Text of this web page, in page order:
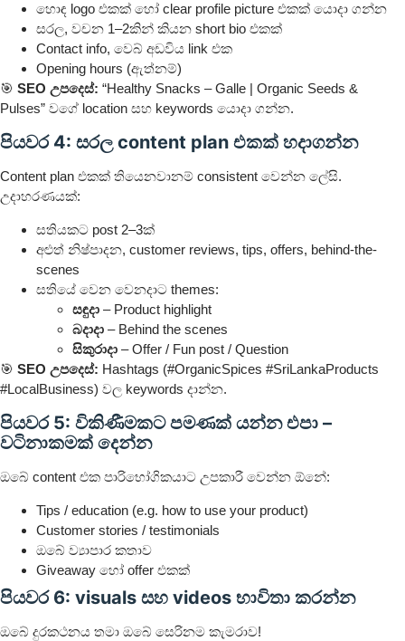
හොඳ logo එකක් හෝ clear profile picture එකක් යොදා ගන්න
සරල, වචන 1–2කින් කියන short bio එකක්
Contact info, වෙබ් අඩවිය link එක
Opening hours (ඇත්නම්)
🎯 SEO උපදෙස්: “Healthy Snacks – Galle | Organic Seeds &
Pulses” වගේ location සහ keywords යොදා ගන්න.
පියවර 4: සරල content plan එකක් හදාගන්න
Content plan එකක් තියෙනවානම් consistent වෙන්න ලේසි.
උදාහරණයක්:
සතියකට post 2–3ක්
අළුත් නිෂ්පාදන, customer reviews, tips, offers, behind-the-
scenes
සතියේ වෙන වෙනදාට themes:
සඳුදා – Product highlight
බදාදා – Behind the scenes
සිකුරාදා – Offer / Fun post / Question
🎯 SEO උපදෙස්: Hashtags (#OrganicSpices #SriLankaProducts
#LocalBusiness) වල keywords දාන්න.
පියවර 5: විකිණීමකට පමණක් යන්න එපා –
වටිනාකමක් දෙන්න
ඔබේ content එක පාරිභෝගිකයාට උපකාරී වෙන්න ඕනේ:
Tips / education (e.g. how to use your product)
Customer stories / testimonials
ඔබේ ව්‍යාපාර කතාව
Giveaway හෝ offer එකක්
පියවර 6: visuals සහ videos භාවිතා කරන්න
ඔබේ දුරකථනය තමා ඔබේ සෙරිනම කැමරාව!